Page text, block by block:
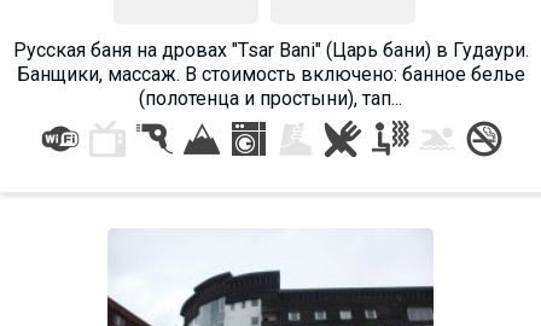
Русская баня на дровах "Tsar Bani" (Царь бани) в Гудаури.
Банщики, массаж. В стоимость включено: банное белье
(полотенца и простыни), тап...